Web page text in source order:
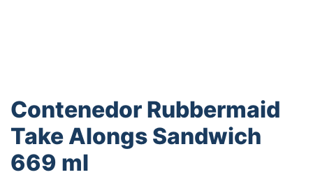
Contenedor Rubbermaid
Take Alongs Sandwich
669 ml